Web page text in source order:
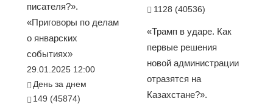
писателя?».
«Приговоры по делам
о январских
событиях»
29.01.2025 12:00
День за днем
149 (45874)
1128 (40536)
«Трамп в ударе. Как
первые решения
новой администрации
отразятся на
Казахстане?».